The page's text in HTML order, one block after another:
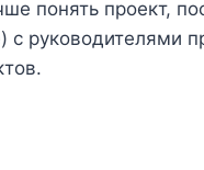
понять проект,
с руководителями